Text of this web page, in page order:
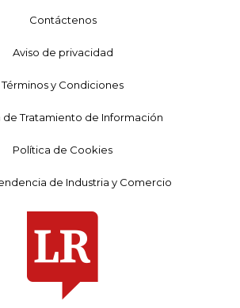
Contáctenos
Aviso de privacidad
Términos y Condiciones
de Tratamiento de Información
Política de Cookies
de Industria y Comercio